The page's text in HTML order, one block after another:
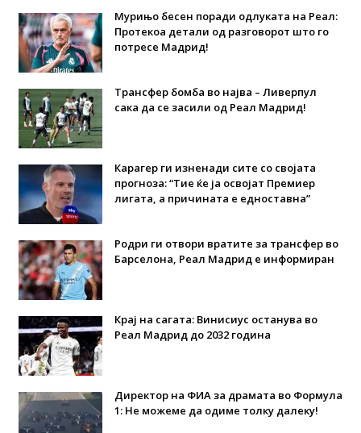
Мурињо бесен поради одлуката на Реал:
Протекоа детали од разговорот што го
потресе Мадрид!
Трансфер бомба во најва – Ливерпул
сака да се засили од Реал Мадрид!
Карагер ги изненади сите со својата
прогноза: “Тие ќе ја освојат Премиер
лигата, а причината е едноставна”
Родри ги отвори вратите за трансфер во
Барселона, Реал Мадрид е информиран
Крај на сагата: Винисиус останува во
Реал Мадрид до 2032 година
Директор на ФИА за драмата во Формула
1: Не можеме да одиме толку далеку!